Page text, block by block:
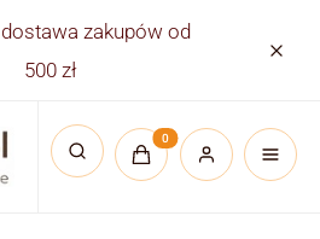
zakupów od
500 zł
Otwórz wyszukiwarkę
Produkty w